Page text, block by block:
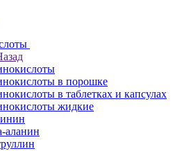
в порошке
в таблетках и капсулах
жидкие
аланин